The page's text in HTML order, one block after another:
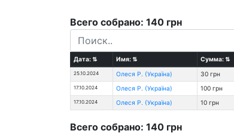
Всего собрано: 140 грн
Дата:⇅ Имя:⇅ Сумма:⇅
25.10.2024 Олеся Р. (Україна) 30 грн
17.10.2024 Олеся Р. (Україна) 100 грн
17.10.2024 Олеся Р. (Україна) 10 грн
Всего собрано: 140 грн